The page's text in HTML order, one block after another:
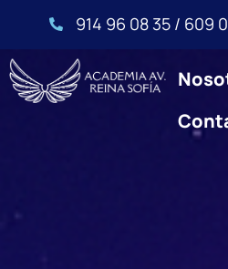
914 96 08 35 / 609